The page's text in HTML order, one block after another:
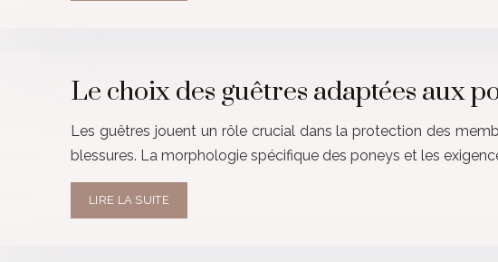
Le choix des guêtres adaptées aux
Les guêtres jouent un rôle crucial dans la protection des
blessures. La morphologie spécifique des poneys et les
LIRE LA SUITE